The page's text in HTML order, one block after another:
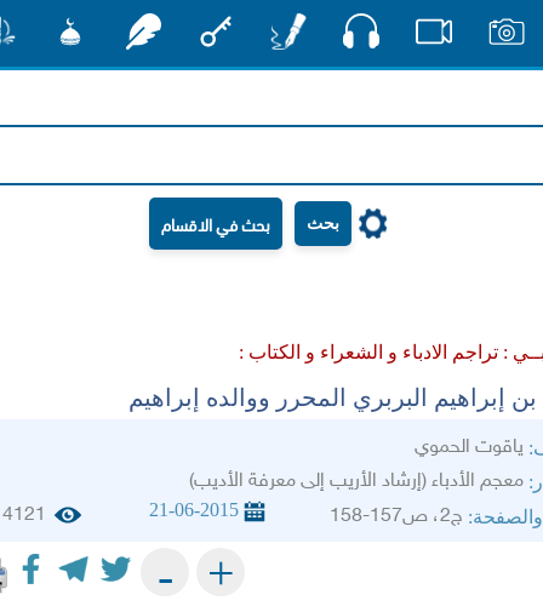
بحث
:تراجم الادباء و الشعراء و الكتاب :
إبراهيم البربري المحرر ووالده إبراهيم
ياقوت الحموي
معجم الأدباء (إرشاد الأريب إلى معرفة الأديب)
ج2، ص157-158 21-06-2015
4121
+
-